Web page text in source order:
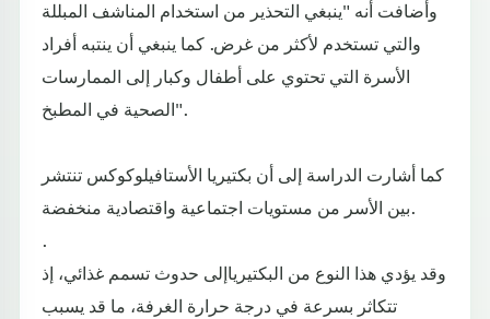
وأضافت أنه "ينبغي التحذير من استخدام المناشف المبللة
والتي تستخدم لأكثر من غرض. كما ينبغي أن ينتبه أفراد
الأسرة التي تحتوي على أطفال وكبار إلى الممارسات
الصحية في المطبخ".
كما أشارت الدراسة إلى أن بكتيريا الأستافيلوكوكس تنتشر
بين الأسر من مستويات اجتماعية واقتصادية منخفضة.
.
وقد يؤدي هذا النوع من البكتيرياإلى حدوث تسمم غذائي، إذ
تتكاثر بسرعة في درجة حرارة الغرفة، ما قد يسبب